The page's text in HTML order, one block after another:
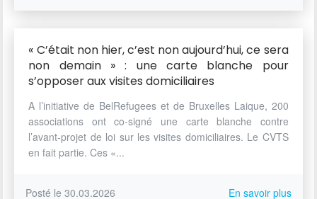
« C’était non hier, c’est non aujourd’hui, ce sera
non demain » : une carte blanche pour
s’opposer aux visites domiciliaires
A l’initiative de BelRefugees et de Bruxelles Laique, 200
associations ont co-signé une carte blanche contre
l’avant-projet de loi sur les visites domiciliaires. Le CVTS
en fait partie. Ces «...
Posté le 30.03.2026 En savoir plus